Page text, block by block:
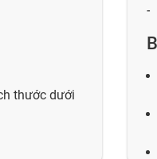
thước dưới
-